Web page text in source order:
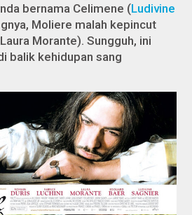
bernama Celimene (Ludivine
Moliere malah kepincut
Morante). Sungguh, ini
balik kehidupan sang